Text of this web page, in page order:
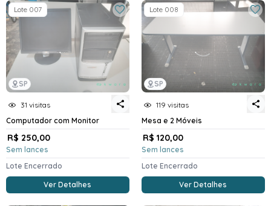
SP
Lote 007
31 visitas
Computador com Monitor
R$ 250,00
Sem lances
Lote Encerrado
Ver Detalhes
SP
Lote 008
119 visitas
Mesa e 2 Móveis
R$ 120,00
Sem lances
Lote Encerrado
Ver Detalhes